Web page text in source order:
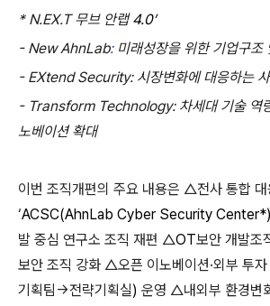
* N.EX.T무브 안랩4.0’
- New AhnLab: 미래성장을 위한 기업구조
- EXtend Security: 시장변화에 대응하는
- Transform Technology: 차세대 기술 역
노베이션 확대
이번 조직개편의 주요 내용은 △전사 통합 대
‘ACSC(AhnLab Cyber Security Center*)
발 중심 연구소 조직 재편 △OT보안 개발조
보안 조직 강화 △오픈 이노베이션·외부 투
기획팀→전략기획실) 운영 △내외부 환경변